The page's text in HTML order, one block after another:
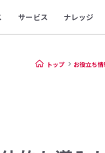
サービス ナレッジ
トップ お役立ち情